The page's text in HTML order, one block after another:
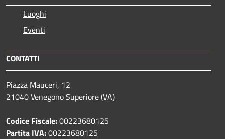
Luoghi
Eventi
CONTATTI
Piazza Mauceri, 12
21040 Venegono Superiore (VA)
Codice Fiscale:00223680125
Partita IVA:00223680125